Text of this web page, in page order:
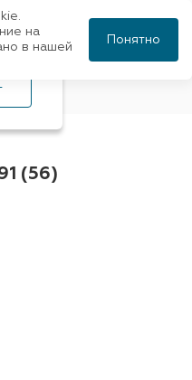
GUESS
(56)
на
в нашей
Понятно